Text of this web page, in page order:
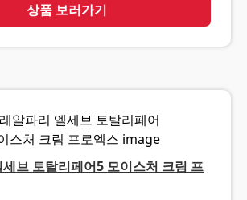
상품 보러가기
브 토탈리페어5 모이스처 크림 프